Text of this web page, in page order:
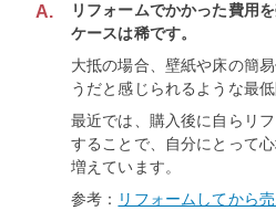
A.
リフォームでかかった費用
ケースは稀です。
大抵の場合、壁紙や床の簡
うだと感じられるような最
最近では、購入後に自らリ
することで、自分にとって
増えています。
参考： リフォームしてから